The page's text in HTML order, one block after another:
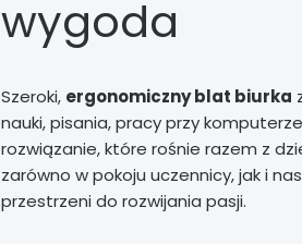
wygoda
Szeroki, ergonomiczny blat biurka
nauki, pisania, pracy przy
rozwiązanie, które rośnie razem z
zarówno w pokoju uczennicy, jak i
przestrzeni do rozwijania pasji.